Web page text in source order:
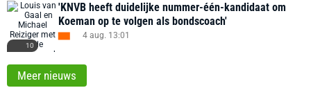
10
'KNVB heeft duidelijke nummer-één-kandidaat om
Koeman op te volgen als bondscoach'
4 aug. 13:01
Meer nieuws